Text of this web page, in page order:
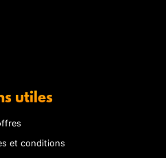
utiles
et conditions